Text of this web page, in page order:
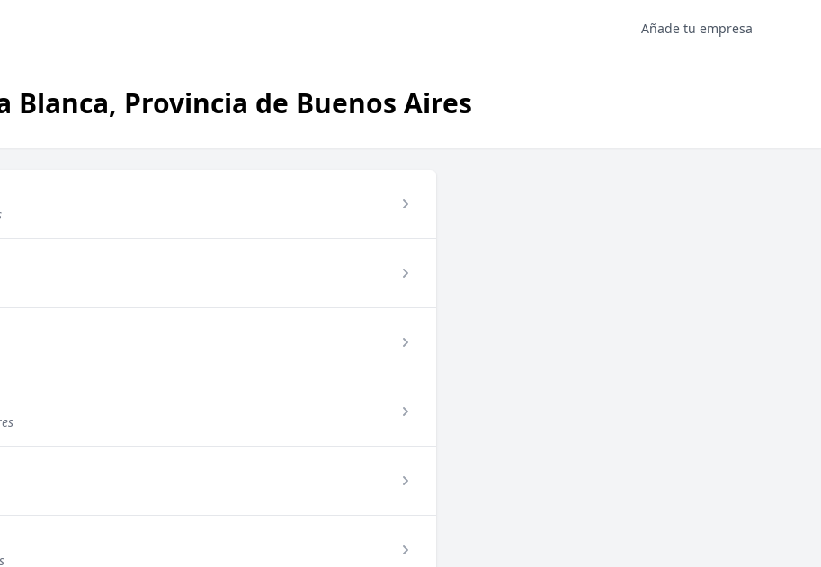
Añade tu empresa
Provincia de Buenos Aires